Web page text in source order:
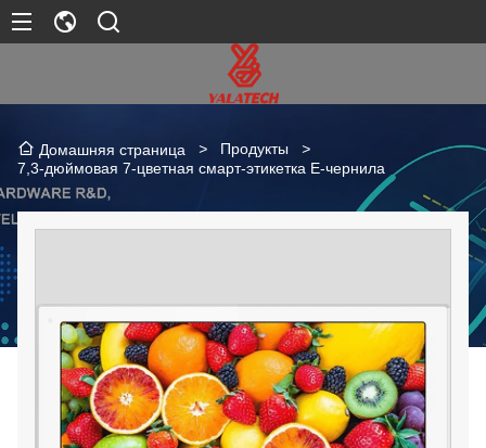
Домашняя страница > Продукты
>
7,3-дюймовая 7-цветная смарт-этикетка E-чернила